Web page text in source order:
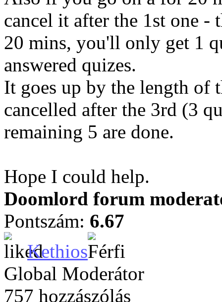
cancel it after the 1st one
20 mins, you'll only get 1
answered quizes.
It goes up by the length of
cancelled after the 3rd (3
remaining 5 are done.
Hope I could help.
Doomlord forum
Pontszám: 6.67
Kethios
Global Moderátor
757 hozzászólás